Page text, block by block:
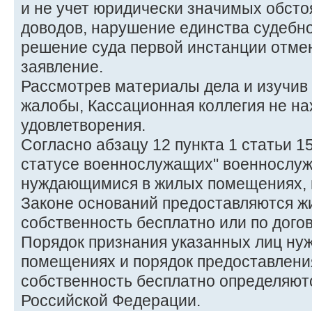
и не учет юридически значимых
доводов, нарушение единства
решение суда первой инстанции
заявление.
Рассмотрев материалы дела и
жалобы, Кассационная коллегия не
удовлетворения.
Согласно абзацу 12 пункта 1 статьи
статусе военнослужащих"
нуждающимися в жилых помещениях,
Законе оснований предоставляются
собственность бесплатно или по
Порядок признания указанных лиц
помещениях и порядок
собственность бесплатно
Российской Федерации.